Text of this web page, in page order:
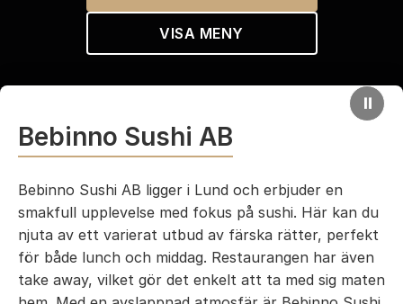
VISA MENY
⏸
Bebinno Sushi AB
Bebinno Sushi AB ligger i Lund och erbjuder en
smakfull upplevelse med fokus på sushi. Här kan du
njuta av ett varierat utbud av färska rätter, perfekt
för både lunch och middag. Restaurangen har även
take away, vilket gör det enkelt att ta med sig maten